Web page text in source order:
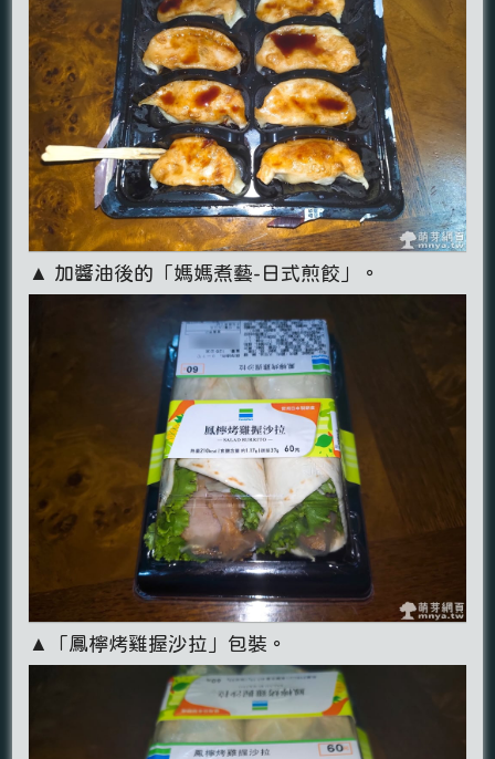
▲ 加醬油後的「媽媽煮藝-日式煎餃」。
▲「鳳檸烤雞握沙拉」包裝。